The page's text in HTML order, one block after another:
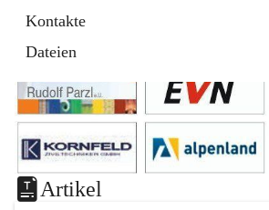
Kontakte
Dateien
Artikel